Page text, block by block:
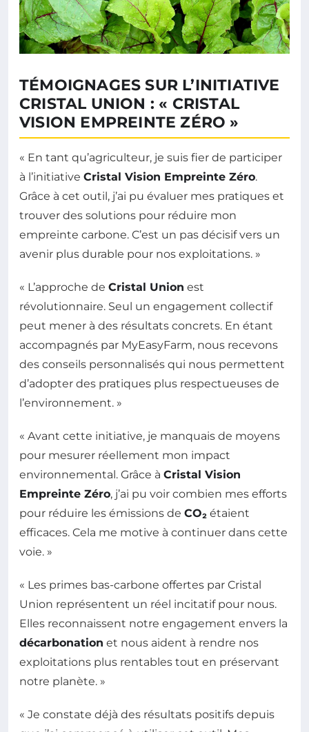
TÉMOIGNAGES SUR L’INITIATIVE
CRISTAL UNION : « CRISTAL
VISION EMPREINTE ZÉRO »
« En tant qu’agriculteur, je suis fier de participer
à l’initiative Cristal Vision Empreinte Zéro.
Grâce à cet outil, j’ai pu évaluer mes pratiques et
trouver des solutions pour réduire mon
empreinte carbone. C’est un pas décisif vers un
avenir plus durable pour nos exploitations. »
« L’approche de Cristal Union est
révolutionnaire. Seul un engagement collectif
peut mener à des résultats concrets. En étant
accompagnés par MyEasyFarm, nous recevons
des conseils personnalisés qui nous permettent
d’adopter des pratiques plus respectueuses de
l’environnement. »
« Avant cette initiative, je manquais de moyens
pour mesurer réellement mon impact
environnemental. Grâce à Cristal Vision
Empreinte Zéro, j’ai pu voir combien mes efforts
pour réduire les émissions de CO₂ étaient
efficaces. Cela me motive à continuer dans cette
voie. »
« Les primes bas-carbone offertes par Cristal
Union représentent un réel incitatif pour nous.
Elles reconnaissent notre engagement envers la
décarbonation et nous aident à rendre nos
exploitations plus rentables tout en préservant
notre planète. »
« Je constate déjà des résultats positifs depuis